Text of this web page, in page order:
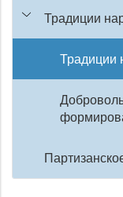
Традиции
Традиции